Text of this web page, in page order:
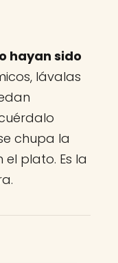
hayan sido
lávalas
chupa la
plato. Es la